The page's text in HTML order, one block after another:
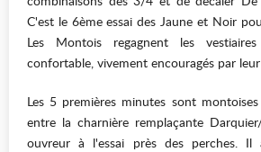
C'est le 6ème essai des Jaune et Noir
Les Montois regagnent les
confortable, vivement encouragés par
Les 5 premières minutes sont
entre la charnière remplaçante
ouvreur à l'essai près des perches. Il